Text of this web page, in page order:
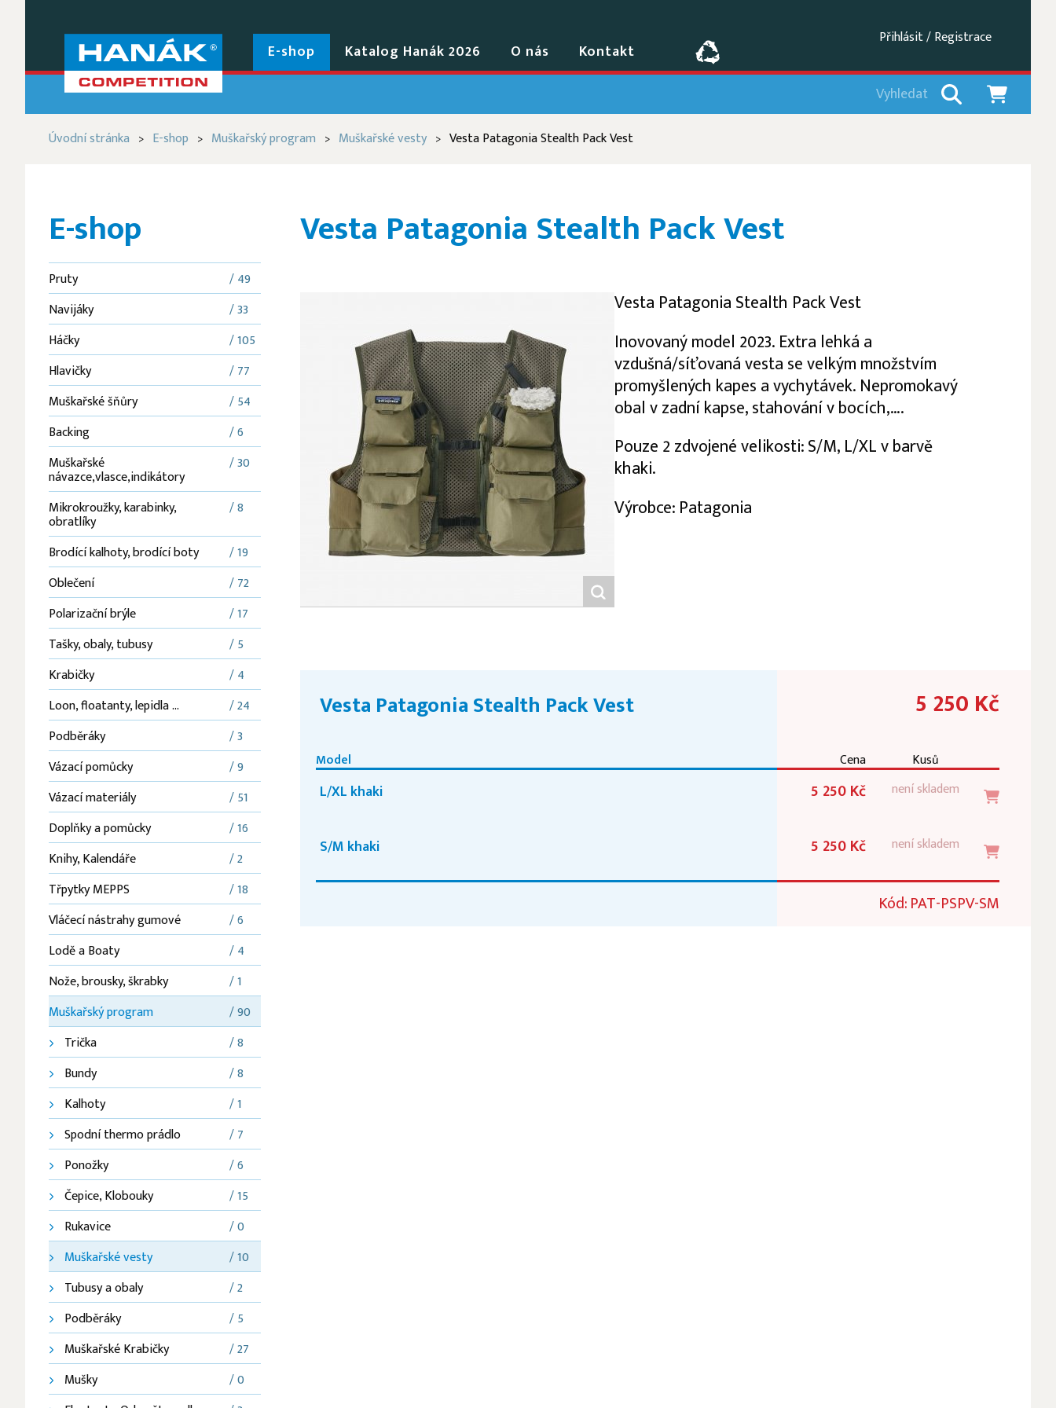
E-shop Katalog Hanák 2026 O nás Kontakt
Přihlásit / Registrace
Úvodní stránka > E-shop > Muškařský program > Muškařské vesty > Vesta Patagonia Stealth Pack Vest
E-shop
Pruty
/ 49
Navijáky
/ 33
Háčky
/ 105
Hlavičky
/ 77
Muškařské šňůry
/ 54
Backing
/ 6
Muškařské
návazce,vlasce,indikátory
/ 30
Mikrokroužky, karabinky,
obratlíky
/ 8
Brodící kalhoty, brodící boty
/ 19
Oblečení
/ 72
Polarizační brýle
/ 17
Tašky, obaly, tubusy
/ 5
Krabičky
/ 4
Loon, floatanty, lepidla ...
/ 24
Podběráky
/ 3
Vázací pomůcky
/ 9
Vázací materiály
/ 51
Doplňky a pomůcky
/ 16
Knihy, Kalendáře
/ 2
Třpytky MEPPS
/ 18
Vláčecí nástrahy gumové
/ 6
Lodě a Boaty
/ 4
Nože, brousky, škrabky
/ 1
Muškařský program
/ 90
Trička
/ 8
Bundy
/ 8
Kalhoty
/ 1
Spodní thermo prádlo
/ 7
Ponožky
/ 6
Čepice, Klobouky
/ 15
Rukavice
/ 0
Muškařské vesty
/ 10
Tubusy a obaly
/ 2
Podběráky
/ 5
Muškařské Krabičky
/ 27
Mušky
/ 0
Vesta Patagonia Stealth Pack Vest
Vesta Patagonia Stealth Pack Vest
Inovovaný model 2023. Extra lehká a
vzdušná/síťovaná vesta se velkým množstvím
promyšlených kapes a vychytávek. Nepromokavý
obal v zadní kapse, stahování v bocích,….
Pouze 2 zdvojené velikosti: S/M, L/XL v barvě
khaki.
Výrobce: Patagonia
Vesta Patagonia Stealth Pack Vest 5 250 Kč
Model Cena Kusů
L/XL khaki 5 250 Kč není skladem
S/M khaki 5 250 Kč není skladem
Kód: PAT-PSPV-SM